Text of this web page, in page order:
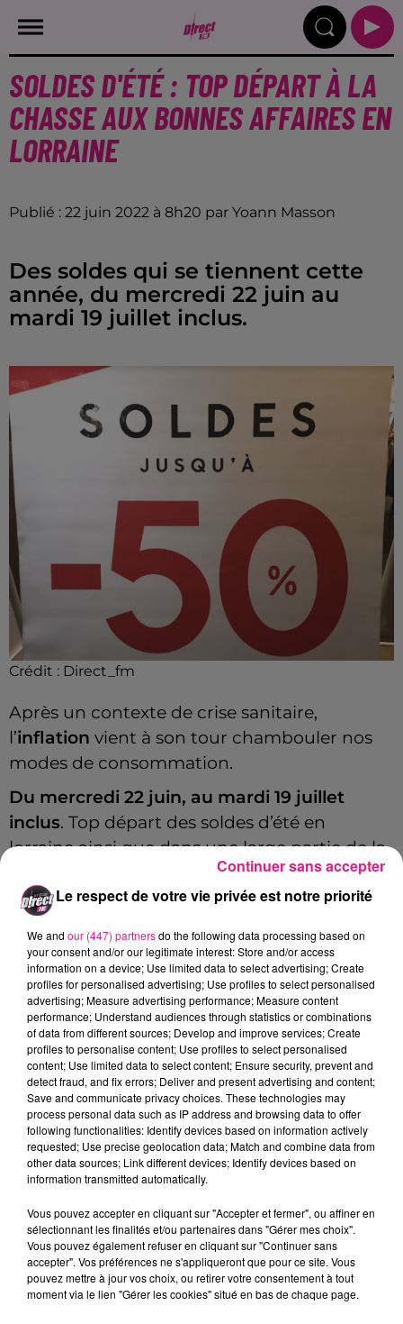
SOLDES D'ÉTÉ : TOP DÉPART À LA
CHASSE AUX BONNES AFFAIRES EN
LORRAINE
Publié : 22 juin 2022 à 8h20 par Yoann Masson
Des soldes qui se tiennent cette
année, du mercredi 22 juin au
mardi 19 juillet inclus.
Crédit : Direct_fm
Après un contexte de crise sanitaire,
l’inflation vient à son tour chambouler nos
modes de consommation.
Du mercredi 22 juin, au mardi 19 juillet
inclus. Top départ des soldes d’été en
lorraine ainsi que dans une large partie de la
France. Pour les commerçants, l’objectif est
clair, vider leurs stocks pour accueillir la
nouvelle collection.
Un petit peu moins populaire qu’il y a
quelques années. Lessoldes d’étédevront
sortir les grands moyens pour redonner
envie aux consommateurs d’achat. Le
pouvoir d’achatétant LE sujet numéro 1
d’inquiétude des français en 2022.
FIL ACTUS
7 août 2026
Lorraine : une journée pas comme les autres au Parc animalier de...
6 août 2026
Metz : une distribution de lunette gratuite pour voir l’éclipse
5 août 2026
Casting de Woof : l'Euro-Métropole de Metz part à la recherche de...
4 août 2026
Le respect de votre vie privée est notre priorité
We and our (447) partnersdo the following data processing based on
your consent and/or our legitimate interest: Store and/or access
information on a device; Use limited data to select advertising; Create
profiles for personalised advertising; Use profiles to select personalised
advertising; Measure advertising performance; Measure content
performance; Understand audiences through statistics or combinations
of data from different sources; Develop and improve services; Create
profiles to personalise content; Use profiles to select personalised
content; Use limited data to select content; Ensure security, prevent and
detect fraud, and fix errors; Deliver and present advertising and content;
Save and communicate privacy choices. These technologies may
process personal data such as IP address and browsing data to offer
following functionalities: Identify devices based on information actively
requested; Use precise geolocation data; Match and combine data from
other data sources; Link different devices; Identify devices based on
information transmitted automatically.
Vous pouvez accepter en cliquant sur "Accepter et fermer", ou affiner en
sélectionnant les finalités et/ou partenaires dans "Gérer mes choix".
Vous pouvez également refuser en cliquant sur "Continuer sans
accepter". Vos préférences ne s'appliqueront que pour ce site. Vous
pouvez mettre à jour vos choix, ou retirer votre consentement à tout
moment via le lien "Gérer les cookies" situé en bas de chaque page.
Continuer sans accepter